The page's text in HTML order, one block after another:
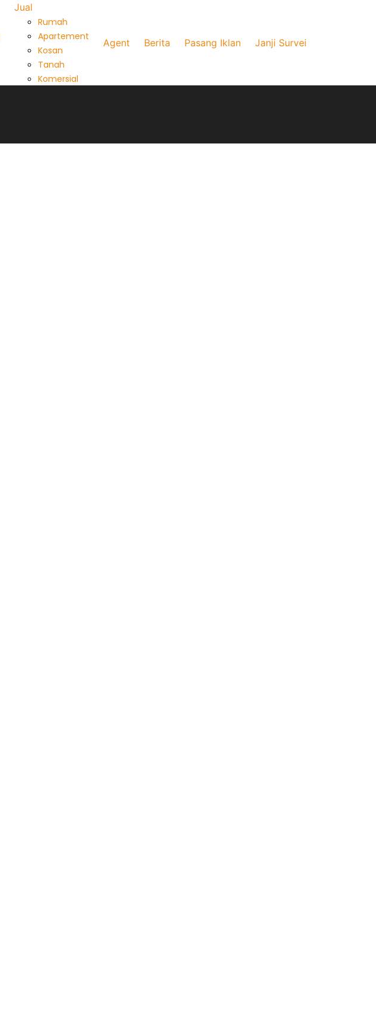
Jual
Rumah
Apartement
Kosan
Tanah
Komersial
Agent Berita Pasang Iklan Janji Survei